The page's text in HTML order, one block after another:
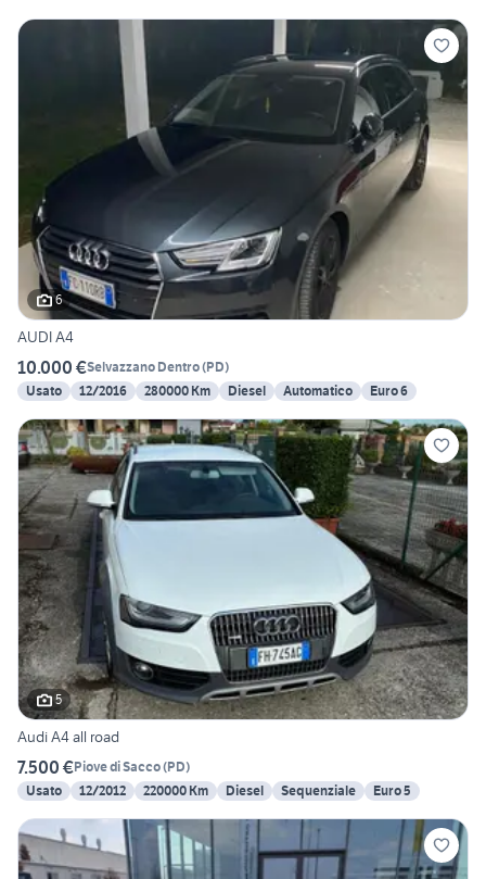
6
AUDI A4
10.000 €Selvazzano Dentro(PD)
Usato
12/2016 280000 Km Diesel Automatico Euro 6
5
Audi A4 all road
7.500 €Piove di Sacco(PD)
Usato
12/2012 220000 Km Diesel Sequenziale Euro 5